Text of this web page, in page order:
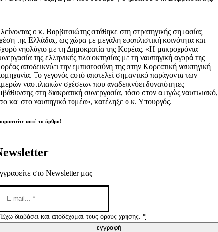
ο κ. Βαρβιτσιώτης στάθηκε στη στρατηγικής σημασίας
της Ελλάδας, ως χώρα με μεγάλη εφοπλιστική κοινότητα και
νηολόγιο με τη Δημοκρατία της Κορέας. «Η μακροχρόνια
της ελληνικής πλοιοκτησίας με τη ναυπηγική αγορά της
αποδεικνύει την εμπιστοσύνη της στην Κορεατική ναυπηγική
Το γεγονός αυτό αποτελεί σημαντικό παράγοντα των
ναυτιλιακών σχέσεων που αναδεικνύει δυνατότητες
στη διακρατική συνεργασία, τόσο στον αμιγώς ναυτιλιακό,
και στο ναυπηγικό τομέα», κατέληξε ο κ. Υπουργός.
αυτό το άρθρο!
στο Newsletter μας
Έχω διαβάσει και αποδέχομαι τους όρους χρήσης.*
εγγραφή